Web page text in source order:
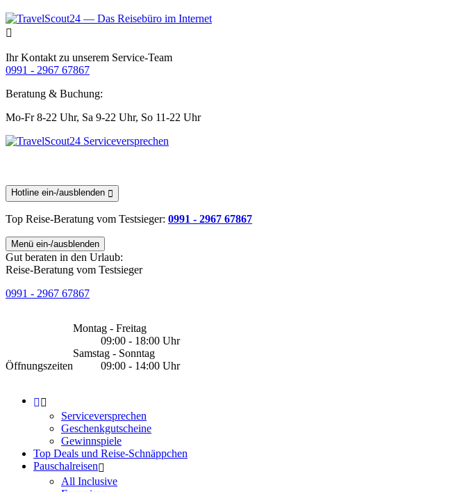
Ihr Kontakt zu unserem Service-Team
0991 - 2967 67867
Beratung & Buchung:
Mo-Fr 8-22 Uhr, Sa 9-22 Uhr, So 11-22 Uhr
Hotline ein-/ausblenden
Top Reise-Beratung vom Testsieger: 0991 - 2967 67867
Menü ein-/ausblenden
Gut beraten in den Urlaub:
Reise-Beratung vom Testsieger
0991 - 2967 67867
Öffnungszeiten
Montag - Freitag
09:00 - 18:00 Uhr
Samstag - Sonntag
09:00 - 14:00 Uhr
Serviceversprechen
Geschenkgutscheine
Gewinnspiele
Top Deals und Reise-Schnäppchen
Pauschalreisen
All Inclusive